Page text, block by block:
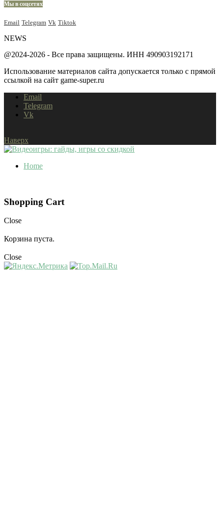
Мы в соцсетях
Email Telegram Vk Tiktok
NEWS
@2024-2026 - Все права защищены. ИНН 490903192171
Использование материалов сайта допускается только с прямой
ссылкой на сайт game-super.ru
Email
Telegram
Vk
Наверх
Home
Shopping Cart
Close
Корзина пуста.
Close